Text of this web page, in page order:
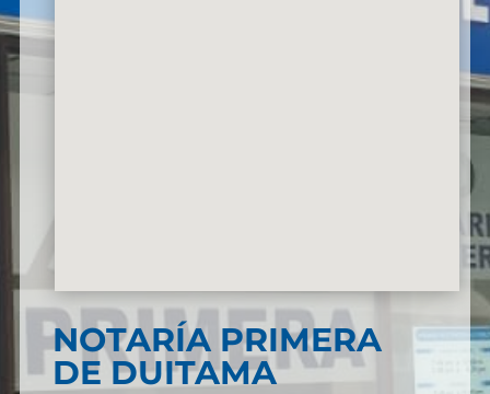
NOTARÍA PRIMERA
DE DUITAMA